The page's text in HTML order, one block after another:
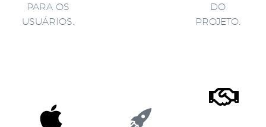
PARA OS
USUÁRIOS.
DO
PROJETO.